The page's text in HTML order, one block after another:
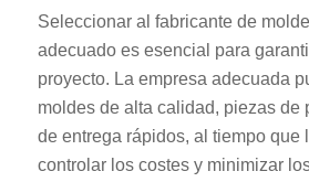
Seleccionar al fabricante de
adecuado es esencial para
proyecto. La empresa adecuada
moldes de alta calidad, piezas de
de entrega rápidos, al tiempo que
controlar los costes y minimizar